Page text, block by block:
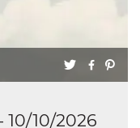
10/10/2026